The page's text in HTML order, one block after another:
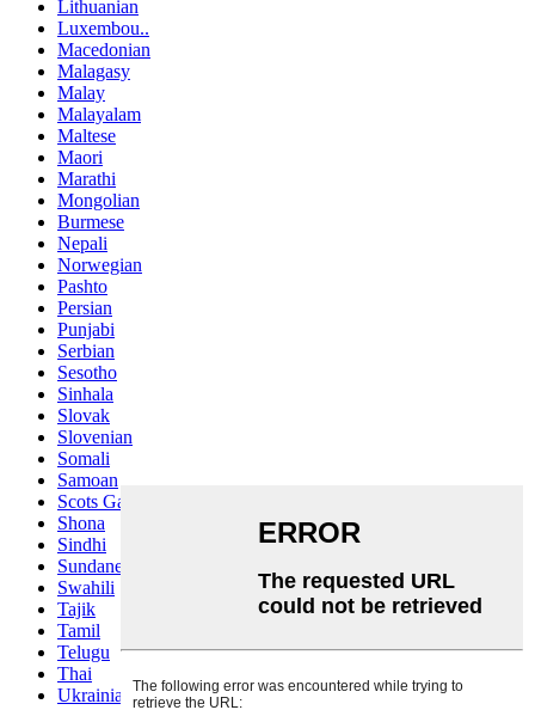
Lithuanian
Luxembou..
Macedonian
Malagasy
Malay
Malayalam
Maltese
Maori
Marathi
Mongolian
Burmese
Nepali
Norwegian
Pashto
Persian
Punjabi
Serbian
Sesotho
Sinhala
Slovak
Slovenian
Somali
Samoan
Scots Gaelic
Shona
Sindhi
Sundanese
Swahili
Tajik
Tamil
Telugu
Thai
Ukrainian